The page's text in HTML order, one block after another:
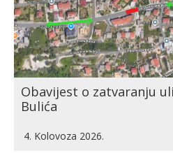
Obavijest o zatvaranju
Bulića
4. Kolovoza 2026.